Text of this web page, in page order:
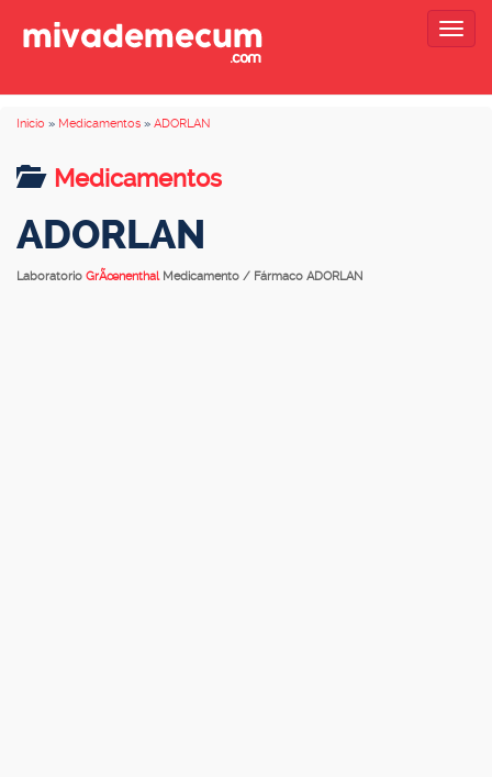
Inicio » Medicamentos » ADORLAN
Medicamentos
ADORLAN
Laboratorio GrÃœnenthal Medicamento / Fármaco ADORLAN